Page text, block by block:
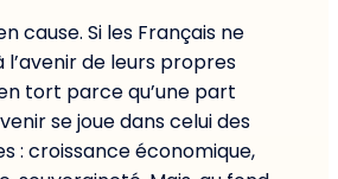
cause. Si les Français ne
l’avenir de leurs propres
tort parce qu’une part
se joue dans celui des
: croissance économique,